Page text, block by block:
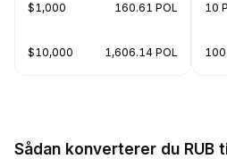
$1,000 160.61 POL
$10,000 1,606.14 POL
10
100
Sådan konverterer du RUB